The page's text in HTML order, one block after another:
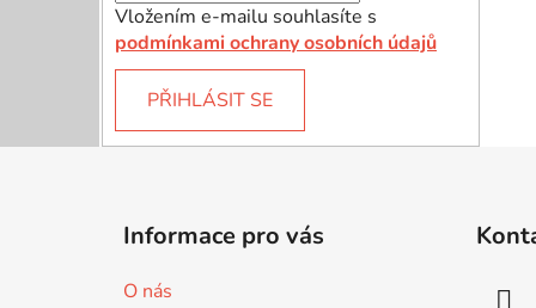
Vložením e-mailu souhlasíte s
podmínkami ochrany osobních údajů
PŘIHLÁSIT SE
Informace pro vás
O nás